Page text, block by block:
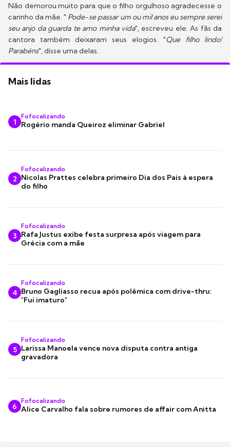
Não demorou muito para que o filho orgulhoso agradecesse o
carinho da mãe. " Pode-se passar um ou mil anos eu sempre serei
seu anjo da guarda te amo minha vida", escreveu ele. As fãs da
cantora também deixaram seus elogios. "Que filho lindo!
Parabéns", disse uma delas.
Mais lidas
1
Fofocalizando
Rogério manda Queiroz eliminar Gabriel
2
Fofocalizando
Nicolas Prattes celebra primeiro Dia dos Pais à espera
do filho
3
Fofocalizando
Rafa Justus exibe festa surpresa após viagem para
Grécia com a mãe
4
Fofocalizando
Bruno Gagliasso recua após polêmica com drive-thru:
"Fui imaturo"
5
Fofocalizando
Larissa Manoela vence nova disputa contra antiga
gravadora
6
Fofocalizando
Alice Carvalho fala sobre rumores de affair com Anitta